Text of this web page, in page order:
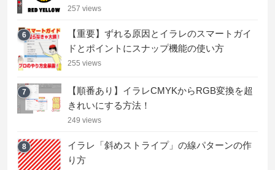
257 views
6
【重要】ずれる原因とイラレのスマートガイ
ドとポイントにスナップ機能の使い方
255 views
7
【順番あり】イラレCMYKからRGB変換を超
きれいにする方法！
249 views
8
イラレ「斜めストライプ」の線パターンの作
り方